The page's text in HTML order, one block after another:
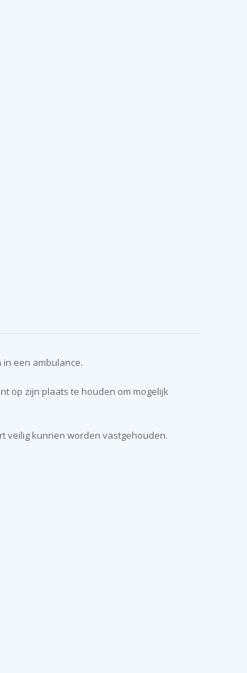
een ambulance.
op zijn plaats te houden om mogelijk
veilig kunnen worden vastgehouden.